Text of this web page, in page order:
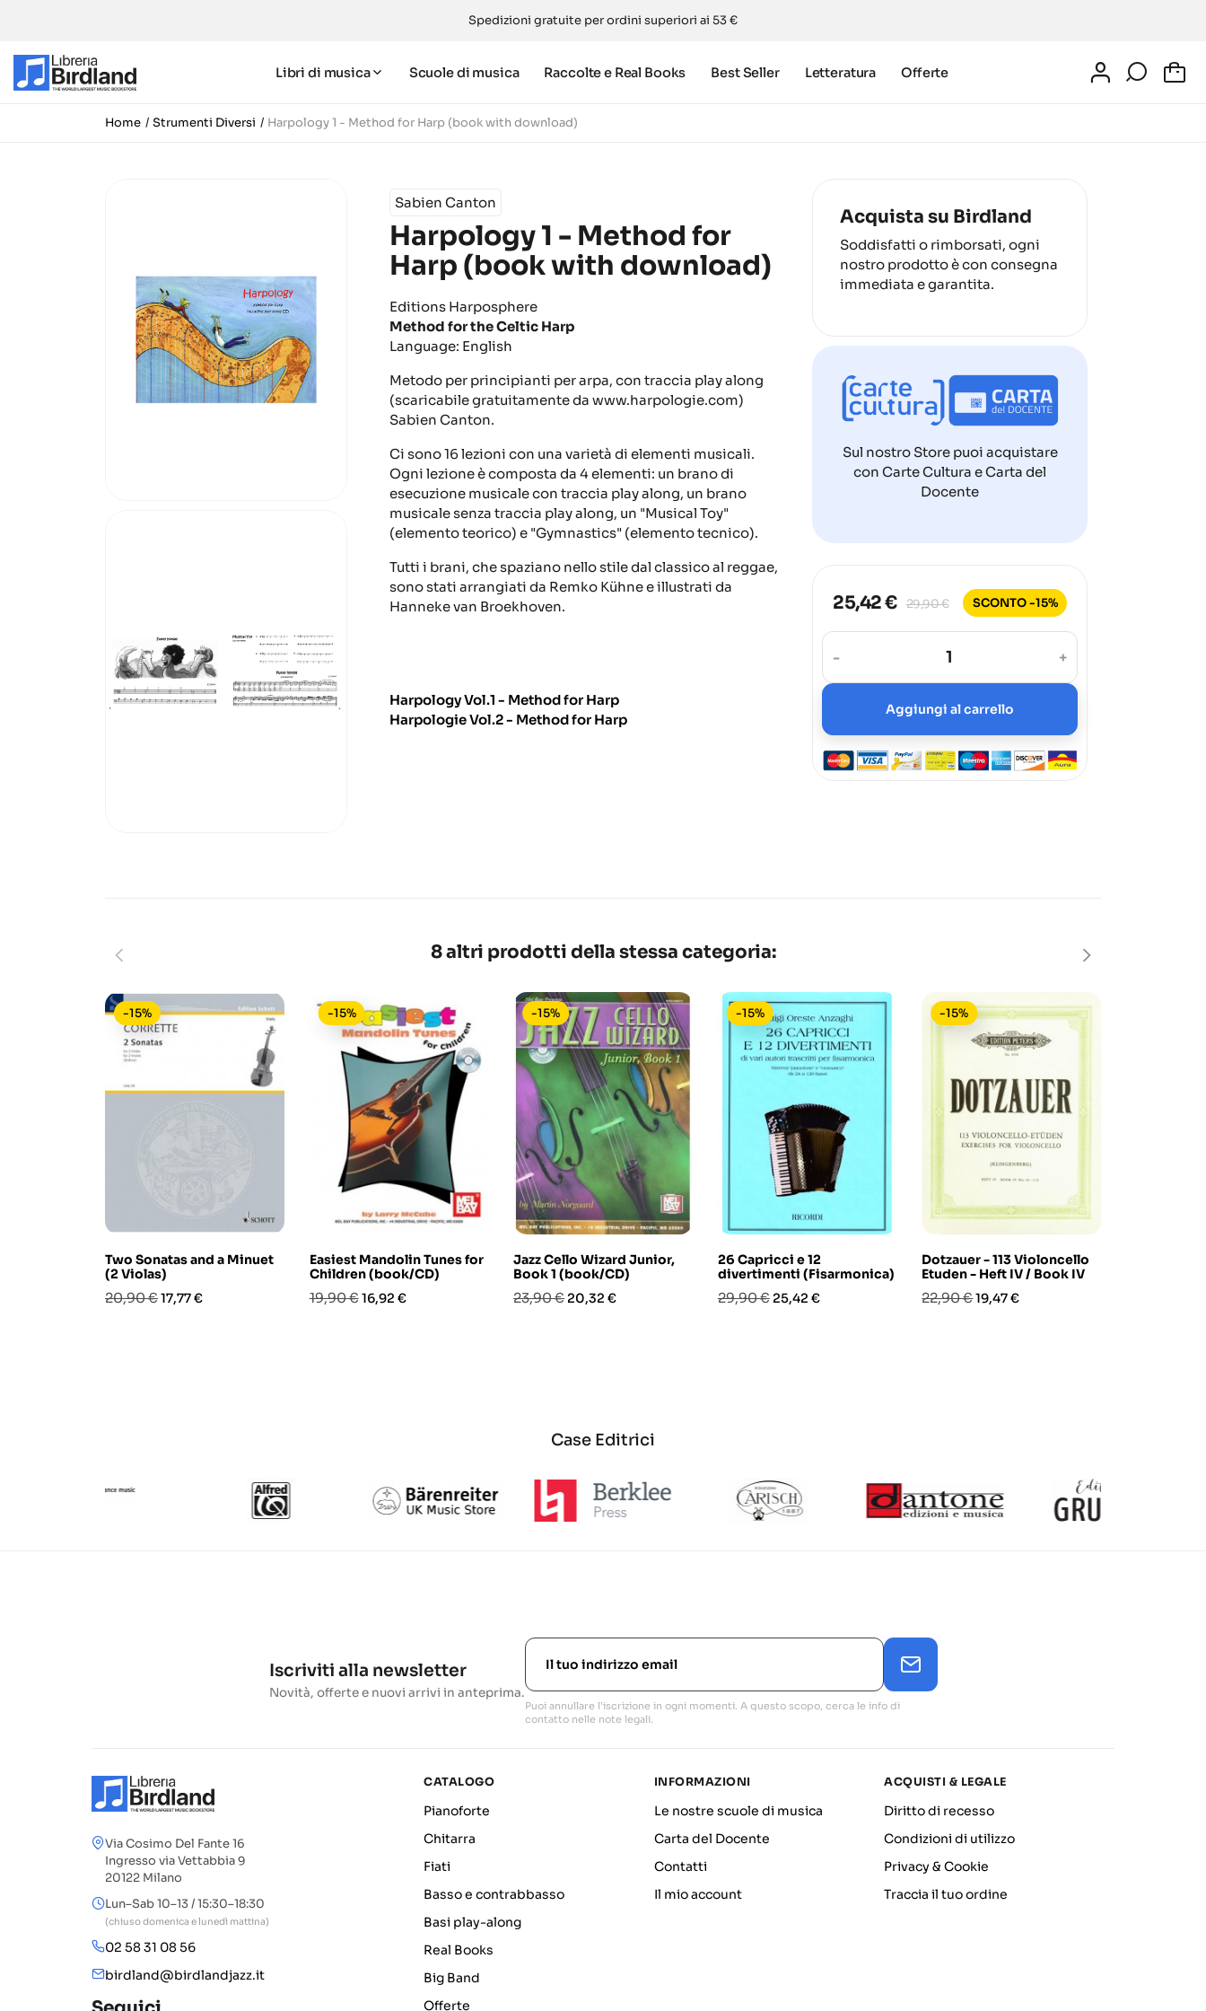
Spedizioni gratuite per ordini superiori ai 53 €
Libri di musica Scuole di musica Raccolte e Real Books Best Seller Letteratura Offerte
Home Strumenti Diversi Harpology 1 - Method for Harp (book with download)
Sabien Canton
Harpology 1 - Method for
Harp (book with download)
Editions Harposphere
Method for the Celtic Harp
Language: English
Metodo per principianti per arpa, con traccia play along
(scaricabile gratuitamente da www.harpologie.com)
Sabien Canton.
Ci sono 16 lezioni con una varietà di elementi musicali.
Ogni lezione è composta da 4 elementi: un brano di
esecuzione musicale con traccia play along, un brano
musicale senza traccia play along, un "Musical Toy"
(elemento teorico) e "Gymnastics" (elemento tecnico).
Tutti i brani, che spaziano nello stile dal classico al reggae,
sono stati arrangiati da Remko Kühne e illustrati da
Hanneke van Broekhoven.
Harpology Vol.1 - Method for Harp
Harpologie Vol.2 - Method for Harp
Acquista su Birdland
Soddisfatti o rimborsati, ogni
nostro prodotto è con consegna
immediata e garantita.
Sul nostro Store puoi acquistare
con Carte Cultura e Carta del
Docente
25,42 € 29,90 € SCONTO -15%
- +
Aggiungi al carrello
8 altri prodotti della stessa categoria:
Two Sonatas and a Minuet
(2 Violas)
Prezzo
20,90 €Prezzo
17,77 €
-15%
Easiest Mandolin Tunes for
Children (book/CD)
Prezzo
19,90 €Prezzo
16,92 €
-15%
Jazz Cello Wizard Junior,
Book 1 (book/CD)
Prezzo
23,90 € Prezzo
20,32 €
-15%
26 Capricci e 12
divertimenti (Fisarmonica)
Prezzo
29,90 € Prezzo
25,42 €
-15%
Dotzauer - 113 Violoncello
Etuden - Heft IV / Book IV
Prezzo
22,90 €Prezzo
19,47 €
-15%
Case Editrici
Iscriviti alla newsletter
Novità, offerte e nuovi arrivi in anteprima.
Puoi annullare l'iscrizione in ogni momenti. A questo scopo, cerca le info di
contatto nelle note legali.
Via Cosimo Del Fante 16
Ingresso via Vettabbia 9
20122 Milano
Lun–Sab 10–13 / 15:30–18:30
(chiuso domenica e lunedì mattina)
02 58 31 08 56
birdland@birdlandjazz.it
CATALOGO
Pianoforte
Chitarra
Fiati
Basso e contrabbasso
Basi play-along
Real Books
Big Band
Offerte
INFORMAZIONI
Le nostre scuole di musica
Carta del Docente
Contatti
Il mio account
ACQUISTI & LEGALE
Diritto di recesso
Condizioni di utilizzo
Privacy & Cookie
Traccia il tuo ordine